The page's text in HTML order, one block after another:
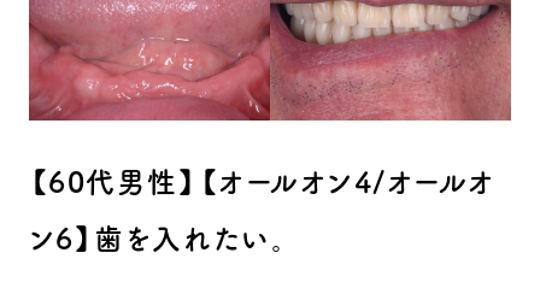
【60代男性】【オールオン4/オールオ
ン6】歯を入れたい。